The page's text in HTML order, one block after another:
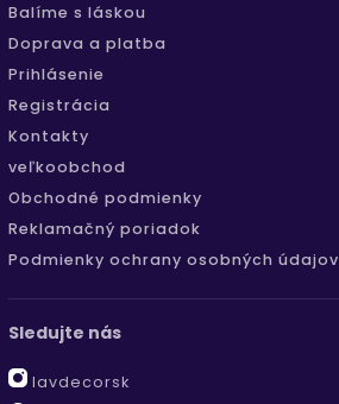
Balíme s láskou
Doprava a platba
Prihlásenie
Registrácia
Kontakty
veľkoobchod
Obchodné podmienky
Reklamačný poriadok
Podmienky ochrany osobných údajov
Sledujte nás
lavdecorsk